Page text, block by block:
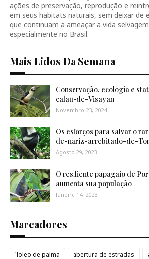
ações de preservação, reprodução e
em seus habitats naturais, sem deixar de
que continuam a ameaçar a vida
especialmente no Brasil.
Mais Lidos Da Semana
Conservação, ecologia e
calau-de-Visayan
Novembro 23, 2024
Os esforços para salvar o
de-nariz-arrebitado-de-
Agosto 29, 2023
O resiliente papagaio de
aumenta sua população
Janeiro 14, 2023
Marcadores
´loleo de palma abertura de estradas